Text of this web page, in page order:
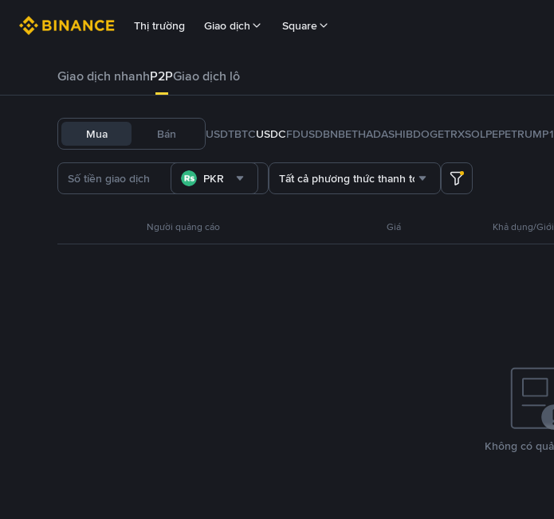
Thị trường Giao dịch Square
Giao dịch nhanhP2PGiao dịch lô
Mua Bán USDTBTCUSDCFDUSDBNBETHADASHIBDOGETRXSOLPEPETRUMP
PKR Tất cả phương thức thanh toán
Người quảng cáo Giá Khả dụng/
Không có